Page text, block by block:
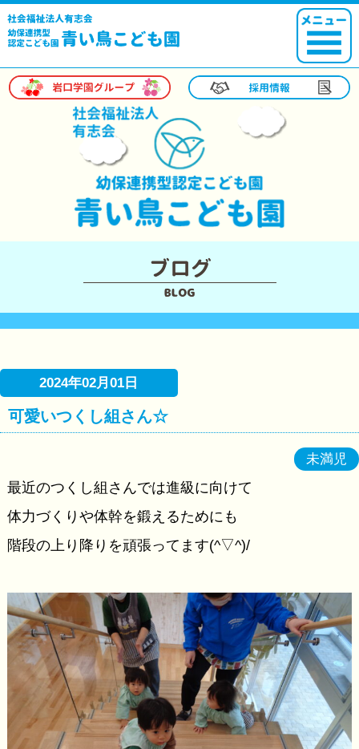
2024年02月01日
可愛いつくし組さん☆
未満児
最近のつくし組さんでは進級に向けて
体力づくりや体幹を鍛えるためにも
階段の上り降りを頑張ってます(^▽^)/